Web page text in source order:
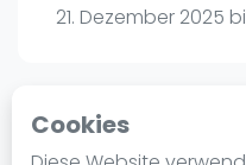
Cookies
Frauen
Blog
21. Dezember 2025
Playtomic